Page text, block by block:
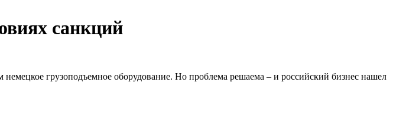
санкций
грузоподъемное оборудование. Но проблема решаема – и российский бизнес нашел